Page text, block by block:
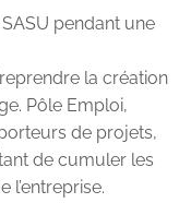
pendant une
la création
Pôle Emploi,
de projets,
de cumuler les
l’entreprise.